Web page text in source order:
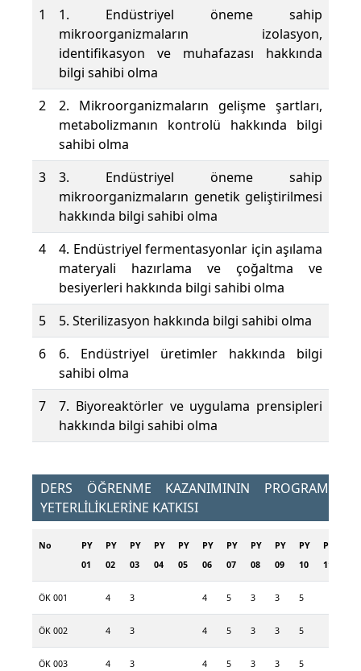
1
1. Endüstriyel öneme sahip
mikroorganizmaların izolasyon,
identifikasyon ve muhafazası hakkında
bilgi sahibi olma
2
2. Mikroorganizmaların gelişme şartları,
metabolizmanın kontrolü hakkında bilgi
sahibi olma
3
3. Endüstriyel öneme sahip
mikroorganizmaların genetik geliştirilmesi
hakkında bilgi sahibi olma
4
4. Endüstriyel fermentasyonlar için aşılama
materyali hazırlama ve çoğaltma ve
besiyerleri hakkında bilgi sahibi olma
5
5. Sterilizasyon hakkında bilgi sahibi olma
6
6. Endüstriyel üretimler hakkında bilgi
sahibi olma
7
7. Biyoreaktörler ve uygulama prensipleri
hakkında bilgi sahibi olma
DERS ÖĞRENME KAZANIMININ PROGRAM
YETERLİLİKLERİNE KATKISI
No
PY
01
PY
02
PY
03
PY
04
PY
05
PY
06
PY
07
PY
08
PY
09
PY
10
PY
11
ÖK 001 4 3 4 5 3 3 5
ÖK 002 4 3 4 5 3 3 5
ÖK 003 4 3 4 5 3 3 5